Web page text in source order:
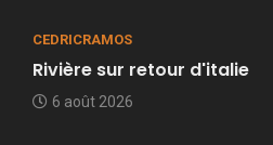
CEDRICRAMOS
Rivière sur retour d'italie
6 août 2026